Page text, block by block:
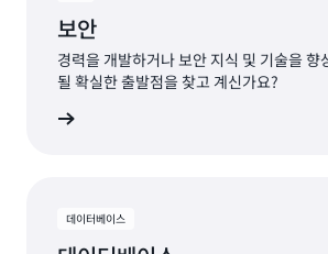
보안
경력을 개발하거나 보안 지식 및 기술을 향
될 확실한 출발점을 찾고 계신가요?
데이터베이스